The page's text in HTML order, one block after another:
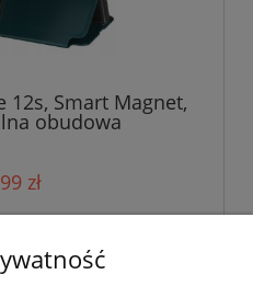
12s, Smart Magnet,
obudowa
zł